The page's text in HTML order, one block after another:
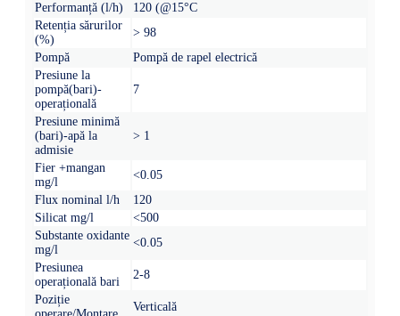
Performanță (l/h)
120 (@15°C
Retenția sărurilor
(%)
> 98
Pompă
Pompă de rapel electrică
Presiune la
pompă(bari)-
operațională
7
Presiune minimă
(bari)-apă la
admisie
> 1
Fier +mangan
mg/l
<0.05
Flux nominal l/h
120
Silicat mg/l
<500
Substante oxidante
mg/l
<0.05
Presiunea
operațională bari
2-8
Poziție
Verticală